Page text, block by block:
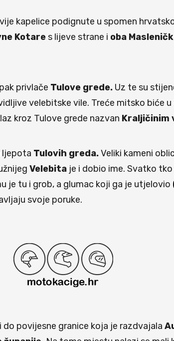
kapelice podignute u spomen
Kotares lijeve strane i oba
privlače Tulove grede. Uz te su
velebitske vile. Treće mitsko biće
kroz Tulove grede nazvan Kraljičinim
ljepota Tulovih greda.Veliki kameni
Velebita je i dobio ime. Svatko
je tu i grob, a glumac koji ga je utjelovio
svoje poruke.
do povijesne granice koja je razdvajala